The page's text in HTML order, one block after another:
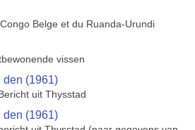
Belge et du Ruanda-Urundi
vissen
den (1961)
uit Thysstad
den (1961)